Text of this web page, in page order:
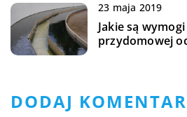
23 maja 2019
Jakie są
przydomowej
DODAJ